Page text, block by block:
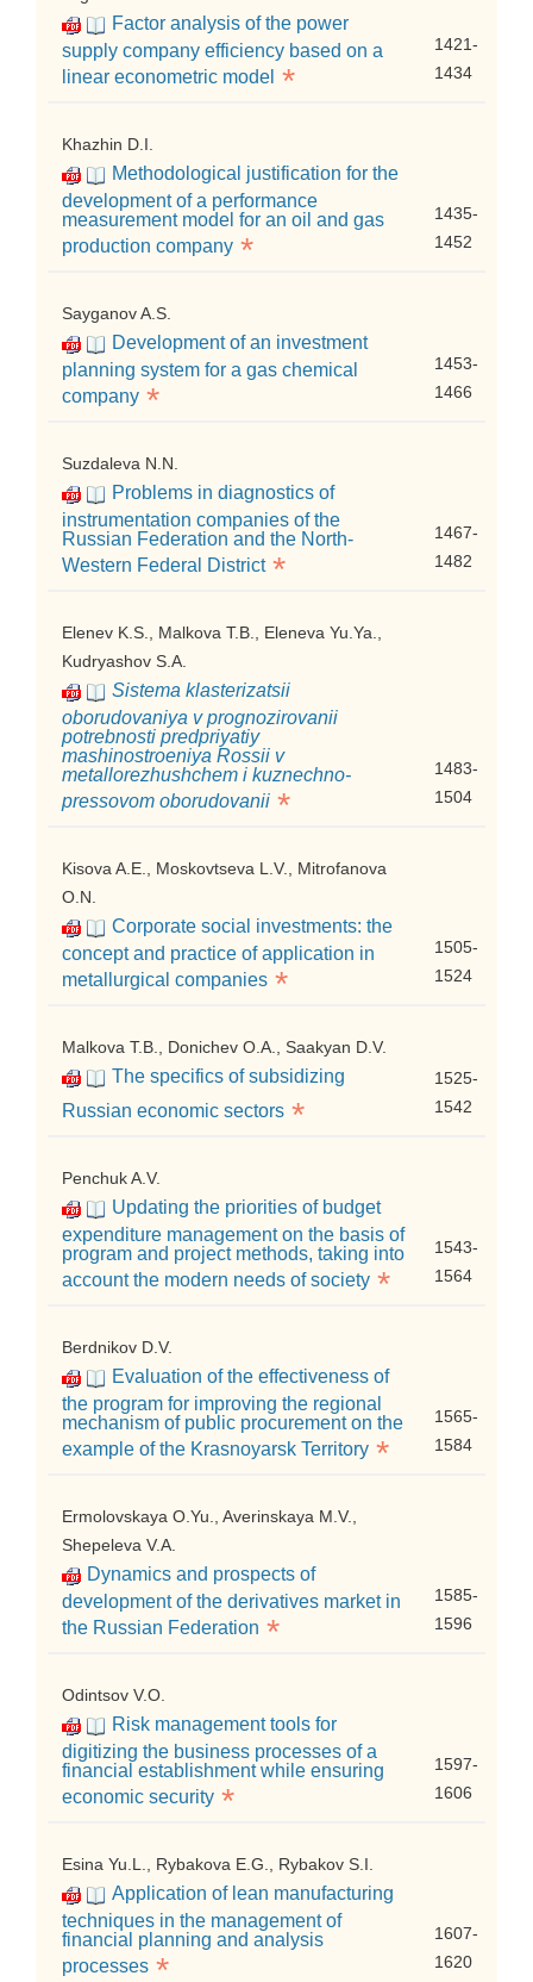
Factor analysis of the power
supply company efficiency based on a
linear econometric model *
1421-
1434
Khazhin D.I.
Methodological justification for the
development of a performance
measurement model for an oil and gas
production company *
1435-
1452
Sayganov A.S.
Development of an investment
planning system for a gas chemical
company *
1453-
1466
Suzdaleva N.N.
Problems in diagnostics of
instrumentation companies of the
Russian Federation and the North-
Western Federal District *
1467-
1482
Elenev K.S., Malkova T.B., Eleneva Yu.Ya.,
Kudryashov S.A.
Sistema klasterizatsii
oborudovaniya v prognozirovanii
potrebnosti predpriyatiy
mashinostroeniya Rossii v
metallorezhushchem i kuznechno-
pressovom oborudovanii *
1483-
1504
Kisova A.E., Moskovtseva L.V., Mitrofanova
O.N.
Corporate social investments: the
concept and practice of application in
metallurgical companies *
1505-
1524
Malkova T.B., Donichev O.A., Saakyan D.V.
The specifics of subsidizing
Russian economic sectors *
1525-
1542
Penchuk A.V.
Updating the priorities of budget
expenditure management on the basis of
program and project methods, taking into
account the modern needs of society *
1543-
1564
Berdnikov D.V.
Evaluation of the effectiveness of
the program for improving the regional
mechanism of public procurement on the
example of the Krasnoyarsk Territory *
1565-
1584
Ermolovskaya O.Yu., Averinskaya M.V.,
Shepeleva V.A.
Dynamics and prospects of
development of the derivatives market in
the Russian Federation *
1585-
1596
Odintsov V.O.
Risk management tools for
digitizing the business processes of a
financial establishment while ensuring
economic security *
1597-
1606
Esina Yu.L., Rybakova E.G., Rybakov S.I.
Application of lean manufacturing
techniques in the management of
financial planning and analysis
processes *
1607-
1620